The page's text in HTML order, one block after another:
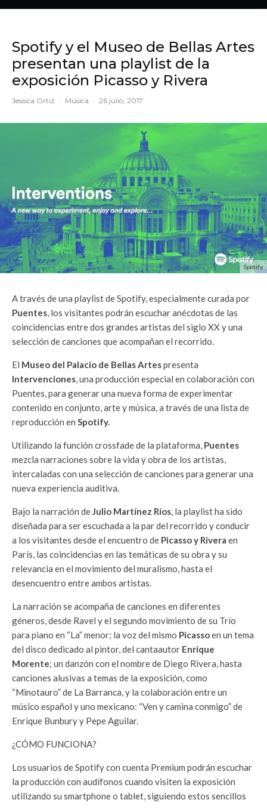
Spotify y el Museo de Bellas Artes
presentan una playlist de la
exposición Picasso y Rivera
Jessica Ortiz · Música · 26 julio, 2017
Spotify
A través de una playlist de Spotify, especialmente curada por
Puentes, los visitantes podrán escuchar anécdotas de las
coincidencias entre dos grandes artistas del siglo XX y una
selección de canciones que acompañan el recorrido.
El Museo del Palacio de Bellas Artespresenta
Intervenciones, una producción especial en colaboración con
Puentes, para generar una nueva forma de experimentar
contenido en conjunto, arte y música, a través de una lista de
reproducción en Spotify.
Utilizando la función crossfade de la plataforma, Puentes
mezcla narraciones sobre la vida y obra de los artistas,
intercaladas con una selección de canciones para generar una
nueva experiencia auditiva.
Bajo la narración deJulio Martínez Ríos, la playlist ha sido
diseñada para ser escuchada a la par del recorrido y conducir
a los visitantes desde el encuentro de Picasso y Rivera en
París, las coincidencias en las temáticas de su obra y su
relevancia en el movimiento del muralismo, hasta el
desencuentro entre ambos artistas.
La narración se acompaña de canciones en diferentes
géneros, desde Ravel y el segundo movimiento de su Trío
para piano en “La” menor; la voz del mismo Picassoen un tema
del disco dedicado al pintor, del cantaautor Enrique
Morente; un danzón con el nombre de Diego Rivera, hasta
canciones alusivas a temas de la exposición, como
“Minotauro” de La Barranca, y la colaboración entre un
músico español y uno mexicano: “Ven y camina conmigo” de
Enrique Bunbury y Pepe Aguilar.
¿CÓMO FUNCIONA?
Los usuarios de Spotify con cuenta Premium podrán escuchar
la producción con audífonos cuando visiten la exposición
utilizando su smartphone o tablet, siguiendo estos sencillos